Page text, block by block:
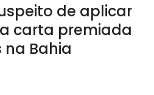
de aplicar
carta premiada
Bahia